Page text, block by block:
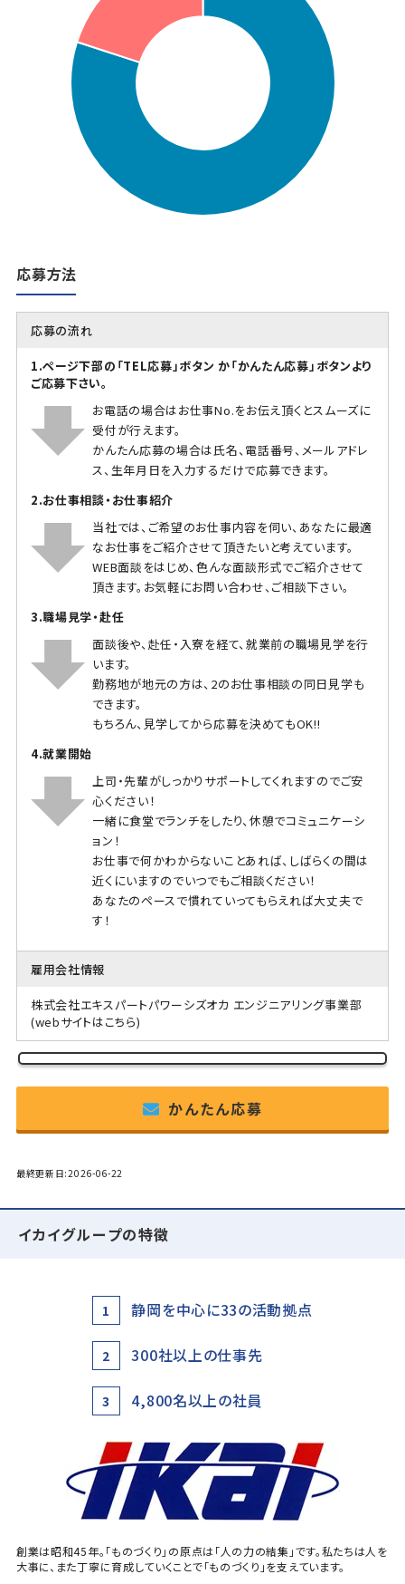
応募方法
応募の流れ
1.ページ下部の「TEL応募」ボタン か「かんたん応募」ボタンより
ご応募下さい。
お電話の場合はお仕事No.をお伝え頂くとスムーズに
受付が行えます。
かんたん応募の場合は氏名、電話番号、メールアドレ
ス、生年月日を入力するだけで応募できます。
2.お仕事相談・お仕事紹介
当社では、ご希望のお仕事内容を伺い、あなたに最適
なお仕事をご紹介させて頂きたいと考えています。
WEB面談をはじめ、色んな面談形式でご紹介させて
頂きます。お気軽にお問い合わせ、ご相談下さい。
3.職場見学・赴任
面談後や、赴任・入寮を経て、就業前の職場見学を行
います。
勤務地が地元の方は、2のお仕事相談の同日見学も
できます。
もちろん、見学してから応募を決めてもOK!!
4.就業開始
上司・先輩がしっかりサポートしてくれますのでご安
心ください！
一緒に食堂でランチをしたり、休憩でコミュニケーシ
ョン！
お仕事で何かわからないことあれば、しばらくの間は
近くにいますのでいつでもご相談ください！
あなたのペースで慣れていってもらえれば大丈夫で
す！
雇用会社情報
株式会社エキスパートパワーシズオカ エンジニアリング事業部
(webサイトはこちら)
かんたん応募
最終更新日:2026-06-22
イカイグループの特徴
1 静岡を中心に33の活動拠点
2 300社以上の仕事先
3 4,800名以上の社員
創業は昭和45年。「ものづくり」の原点は「人の力の結集」です。私たちは人を
大事に、また丁寧に育成していくことで「ものづくり」を支えています。